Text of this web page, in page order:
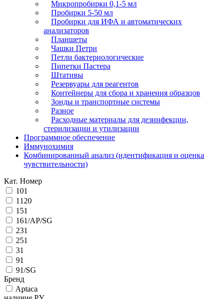
Микропробирки 0,1-5 мл
Пробирки 5-50 мл
Пробирки для ИФА и автоматических
анализаторов
Планшеты
Чашки Петри
Петли бактериологические
Пипетки Пастера
Штативы
Резервуары для реагентов
Контейнеры для сбора и хранения образцов
Зонды и транспортные системы
Разное
Расходные материалы для дезинфекции,
стерилизации и утилизации
Программное обеспечение
Иммунохимия
Комбинированный анализ (идентификация и оценка
чувствительности)
Кат. Номер
101
1120
151
161/AP/SG
231
251
31
91
91/SG
Бренд
Aptaca